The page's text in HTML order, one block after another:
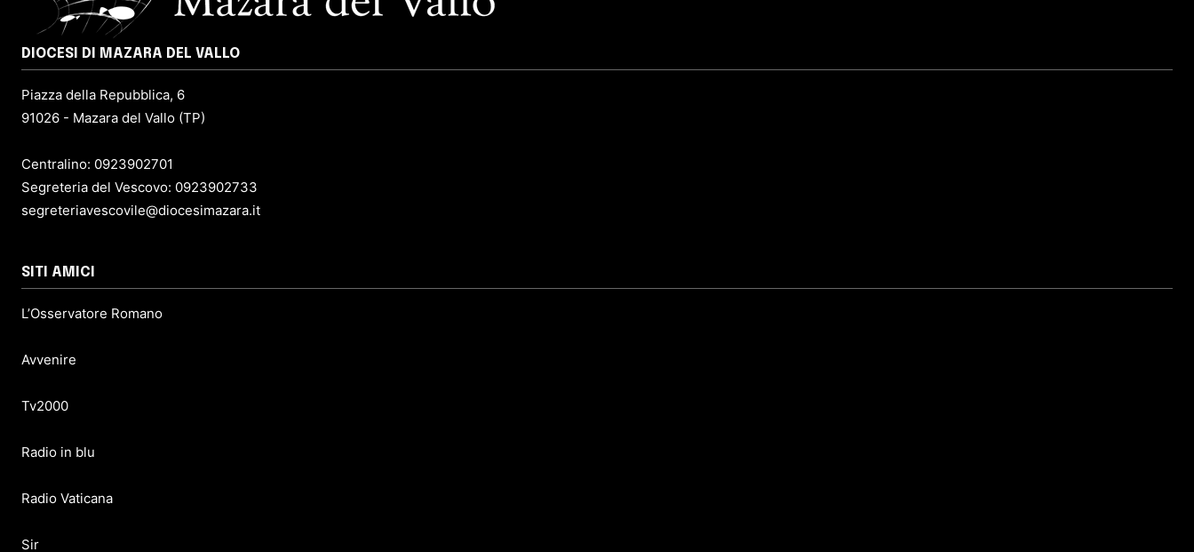
DIOCESI DI MAZARA DEL VALLO
Piazza della Repubblica, 6
91026 - Mazara del Vallo (TP)
Centralino: 0923902701
Segreteria del Vescovo: 0923902733
segreteriavescovile@diocesimazara.it
SITI AMICI
L’Osservatore Romano
Avvenire
Tv2000
Radio in blu
Radio Vaticana
Sir